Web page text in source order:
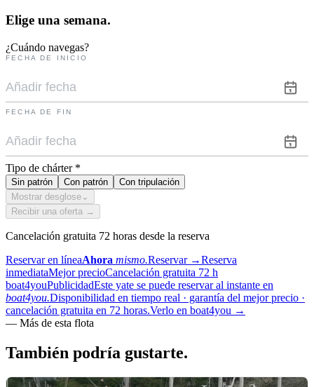
Elige una semana.
¿Cuándo navegas?
FECHA DE INICIO
FECHA DE FIN
Tipo de chárter *
Sin patrón Con patrón
Con tripulación
Mostrar desglose ⌄
Recibir una oferta →
Cancelación gratuita 72 horas desde la reserva
Reservar en líneaAhora mismo.Reservar →Reserva
inmediataMejor precioCancelación gratuita 72 h
boat4youPublicidadEste yate se puede reservar al instante en
boat4you.Disponibilidad en tiempo real · garantía del mejor precio ·
cancelación gratuita en 72 horas.Verlo en boat4you →
— Más de esta flota
También podría gustarte.